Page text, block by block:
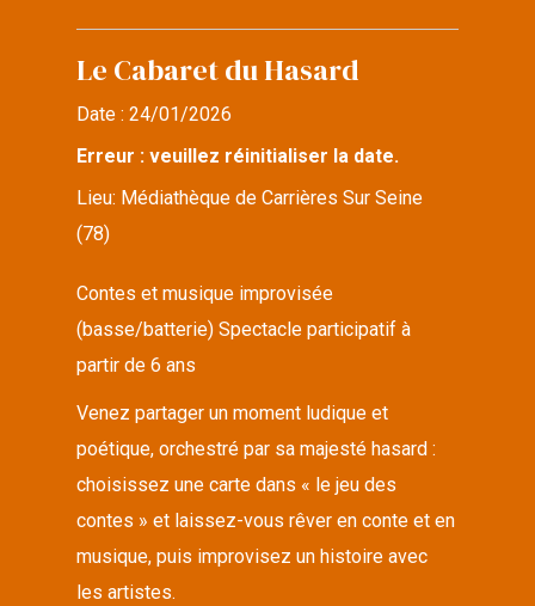
Le Cabaret du Hasard
Date :24/01/2026
Erreur : veuillez réinitialiser la date.
Lieu: Médiathèque de Carrières Sur Seine
(78)
Contes et musique improvisée
(basse/batterie) Spectacle participatif à
partir de 6 ans
Venez partager un moment ludique et
poétique, orchestré par sa majesté hasard :
choisissez une carte dans « le jeu des
contes » et laissez-vous rêver en conte et en
musique, puis improvisez un histoire avec
les artistes.